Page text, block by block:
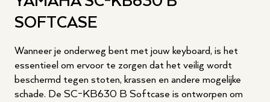
SOFTCASE
Wanneer je onderweg bent met jouw keyboard, is het
essentieel om ervoor te zorgen dat het veilig wordt
beschermd tegen stoten, krassen en andere mogelijke
schade. De SC-KB630 B Softcase is ontworpen om